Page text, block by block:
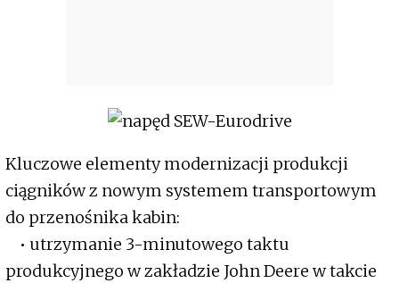
Kluczowe elementy modernizacji produkcji
ciągników z nowym systemem transportowym
do przenośnika kabin:
• utrzymanie 3-minutowego taktu
produkcyjnego w zakładzie John Deere w takcie